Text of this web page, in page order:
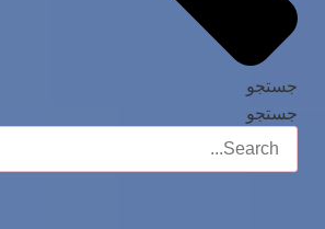
جستجو
جستجو